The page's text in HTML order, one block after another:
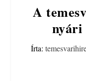
A
nyári
Írta: